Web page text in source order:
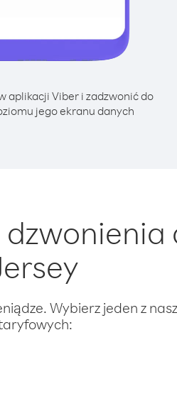
aplikacji Viber i zadzwonić do
jego ekranu danych
Wybierz jeden z